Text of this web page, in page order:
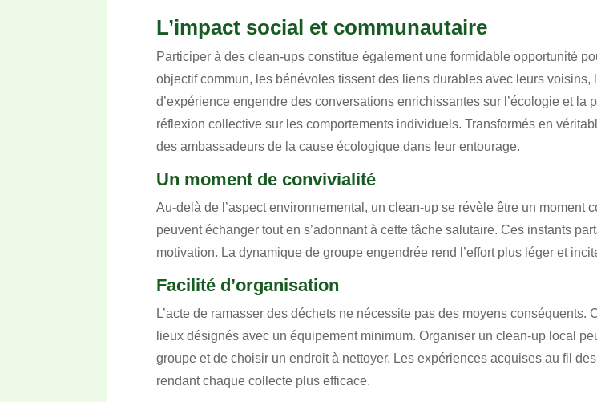
L’impact social et communautaire
Participer à des clean-ups constitue également une formidable opportunité
objectif commun, les bénévoles tissent des liens durables avec leurs
d’expérience engendre des conversations enrichissantes sur l’écologie et la
réflexion collective sur les comportements individuels. Transformés en
des ambassadeurs de la cause écologique dans leur entourage.
Un moment de convivialité
Au-delà de l’aspect environnemental, un clean-up se révèle être un moment
peuvent échanger tout en s’adonnant à cette tâche salutaire. Ces instants
motivation. La dynamique de groupe engendrée rend l’effort plus léger et
Facilité d’organisation
L’acte de ramasser des déchets ne nécessite pas des moyens
lieux désignés avec un équipement minimum. Organiser un clean-up local
groupe et de choisir un endroit à nettoyer. Les expériences acquises au fil
rendant chaque collecte plus efficace.